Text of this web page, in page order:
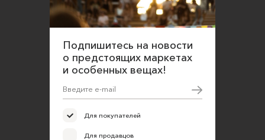
Подпишитесь на новости
о предстоящих маркетах
и особенных вещах!
Для покупателей
Для продавцов